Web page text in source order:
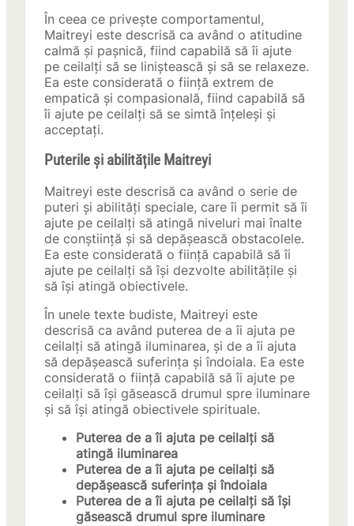
În ceea ce privește comportamentul,
Maitreyi este descrisă ca având o atitudine
calmă și pașnică, fiind capabilă să îi ajute
pe ceilalți să se liniștească și să se relaxeze.
Ea este considerată o ființă extrem de
empatică și compasională, fiind capabilă să
îi ajute pe ceilalți să se simtă înțeleși și
acceptați.
Puterile și abilitățile Maitreyi
Maitreyi este descrisă ca având o serie de
puteri și abilități speciale, care îi permit să îi
ajute pe ceilalți să atingă niveluri mai înalte
de conștiință și să depășească obstacolele.
Ea este considerată o ființă capabilă să îi
ajute pe ceilalți să își dezvolte abilitățile și
să își atingă obiectivele.
În unele texte budiste, Maitreyi este
descrisă ca având puterea de a îi ajuta pe
ceilalți să atingă iluminarea, și de a îi ajuta
să depășească suferința și îndoiala. Ea este
considerată o ființă capabilă să îi ajute pe
ceilalți să își găsească drumul spre iluminare
și să își atingă obiectivele spirituale.
Puterea de a îi ajuta pe ceilalți să
atingă iluminarea
Puterea de a îi ajuta pe ceilalți să
depășească suferința și îndoiala
Puterea de a îi ajuta pe ceilalți să își
găsească drumul spre iluminare